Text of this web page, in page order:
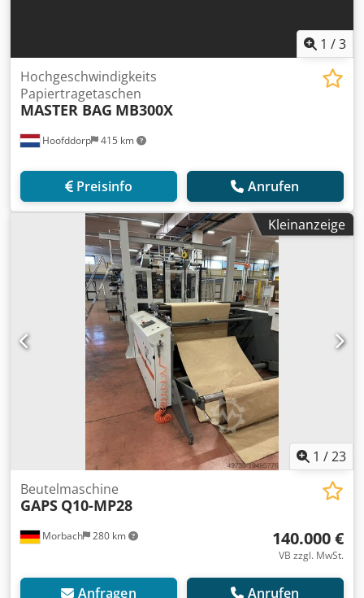
1 /3
Hoofddorp 415 km
Hochgeschwindigkeits
Papiertragetaschen
MASTER BAG MB300X
Preisinfo Anrufen
Kleinanzeige
1 /23
Morbach 280 km
Beutelmaschine
GAPS Q10-MP28
140.000 €
VB zzgl. MwSt.
Anfragen Anrufen